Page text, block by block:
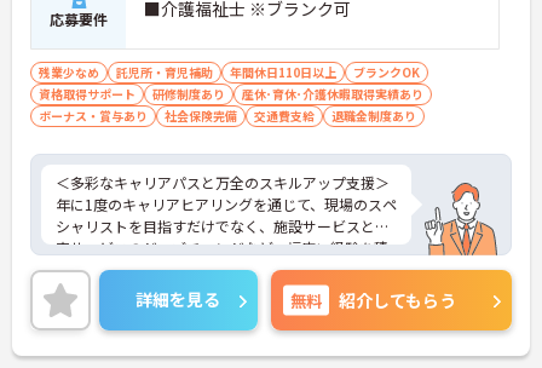
応募要件 ■介護福祉士 ※ブランク可
残業少なめ 託児所・育児補助 年間休日110日以上
ブランクOK
資格取得サポート
研修制度あり
産休･育休･介護休暇取得実績あり
ボーナス・賞与あり
社会保険完備 交通費支給 退職金制度あり
＜多彩なキャリアパスと万全のスキルアップ支援＞
年に1度のキャリアヒアリングを通じて、現場のスペ
シャリストを目指すだけでなく、施設サービスと在
宅サービスのジョブチェンジなど、幅広い経験を積
むことが可能です。
＜プライベートも充実させる嬉しい福利厚生＞仕事
の疲れを癒やすための制度も充実しています。各地
のレジャー施設や宿泊が最大80％オフになる優待制
度や、勤続5年ごとの「特別連続有給休暇（5日）」
詳細を見る 無料 紹介してもらう